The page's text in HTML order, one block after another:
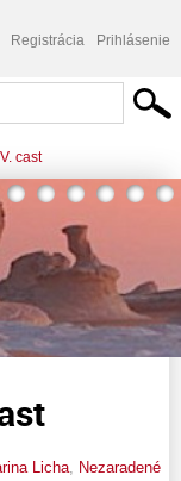
Registrácia Prihlásenie
cast
Licha Nezaradené